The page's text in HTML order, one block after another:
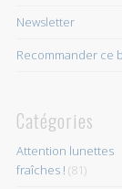
Newsletter
Recommander ce
Catégories
Attention lunettes
fraîches ! (81)